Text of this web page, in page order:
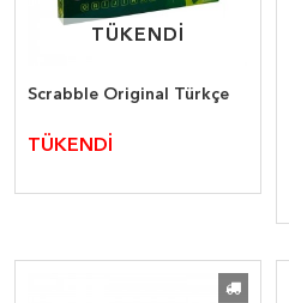
TÜKENDİ
TÜKENDİ
Scrabble Original Türkçe
TÜKENDİ